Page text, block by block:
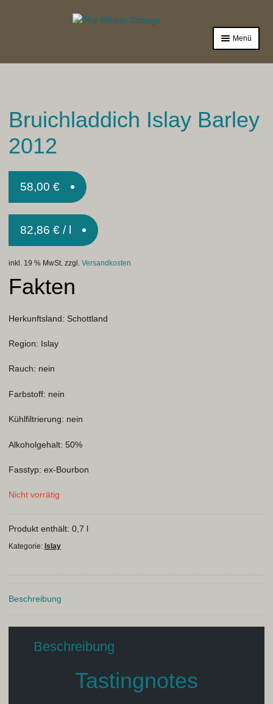
Menü
Laden
Whisky
Gin
Impressum
Mein Konto
Kontakt
Warenkorb
Bruichladdich Islay Barley
2012
58,00€
82,86€ / l
inkl. 19 % MwSt. zzgl. Versandkosten
Fakten
Herkunftsland: Schottland
Region: Islay
Rauch: nein
Farbstoff: nein
Kühlfiltrierung: nein
Alkoholgehalt: 50%
Fasstyp: ex-Bourbon
Nicht vorrätig
Produkt enthält: 0,7 l
Kategorie: Islay
Beschreibung
Beschreibung
Tastingnotes